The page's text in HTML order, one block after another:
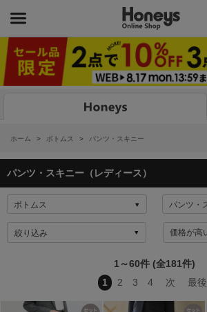
ホーム > ボトムス > パンツ・スキニー
パンツ・スキニー（レディース）
絞り込み
1～60件 (全181件)
1
2 3 4 次 最後